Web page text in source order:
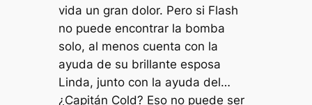
vida un gran dolor. Pero si Flash
no puede encontrar la bomba
solo, al menos cuenta con la
ayuda de su brillante esposa
Linda, junto con la ayuda del…
¿Capitán Cold? Eso no puede ser